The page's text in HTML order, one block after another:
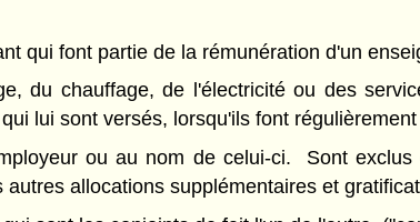
qui font partie de la rémunération d'un
du chauffage, de l'électricité ou des
lui sont versés, lorsqu'ils font
ou au nom de celui-ci. Sont
allocations supplémentaires et